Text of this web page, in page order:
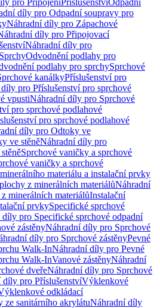
pro PřipojeníPříslušenstvíOdpadní
díly pro Odpadní soupravy pro
Náhradní díly pro Zápachové
díly pro Připojovací
Náhradní díly pro
SprchyOdvodnění podlahy pro
podlahy pro sprchySprchové
kanálkyPříslušenství pro
pro Příslušenství pro sprchové
vpustiNáhradní díly pro Sprchové
pro sprchové podlahové
pro sprchové podlahové
díly pro Odtoky ve
ve stěněNáhradní díly pro
Sprchové vaničky a sprchové
vaničky a sprchové
materiálu a instalační prvky
z minerálních materiálůNáhradní
minerálních materiálůInstalační
prvkySpecifické sprchové
pro Specifické sprchové odpadní
zástěnyNáhradní díly pro Sprchové
díly pro Sprchové zástěnyPevné
Walk-InNáhradní díly pro Pevné
Walk-InVanové zástěnyNáhradní
dveřeNáhradní díly pro Sprchové
díly pro PříslušenstvíVýklenkové
odkládací
ze sanitárního akrylátuNáhradní díly